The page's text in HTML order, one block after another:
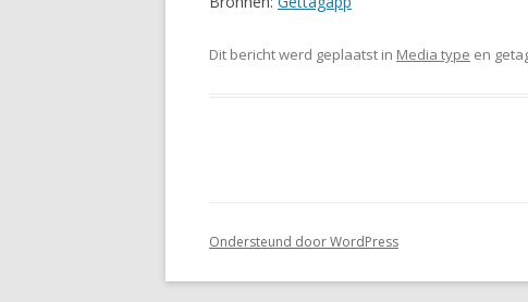
Dit bericht werd geplaatst in Media type en
Ondersteund door WordPress